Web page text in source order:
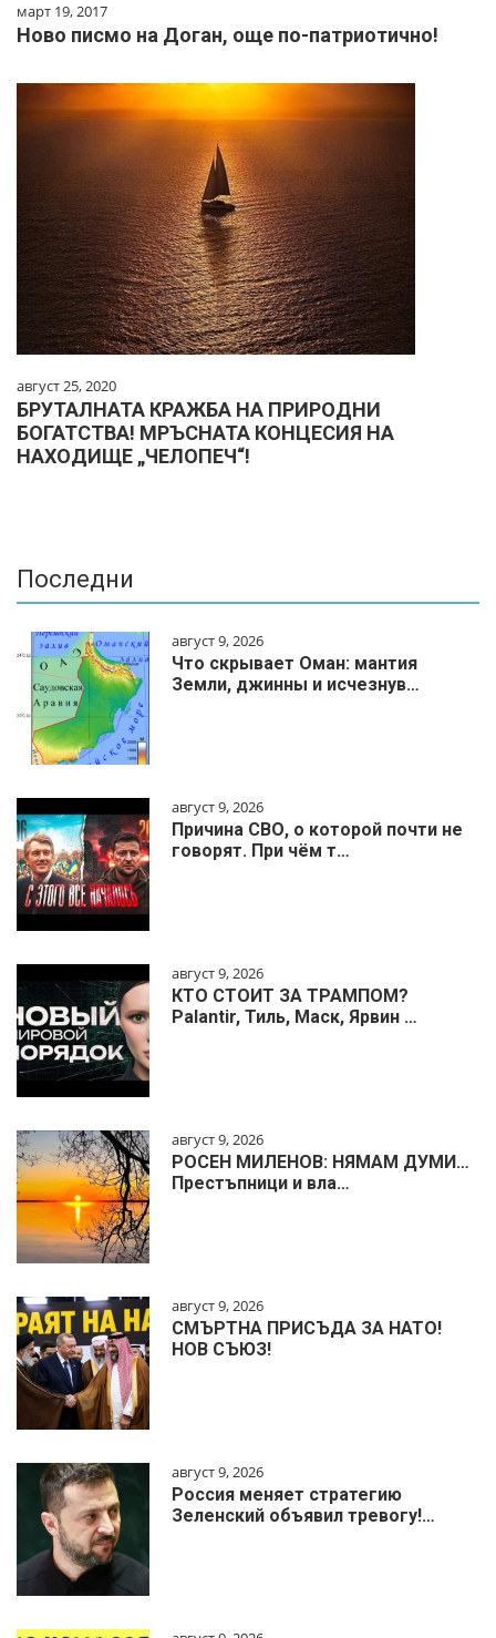
март 19, 2017
Ново писмо на Доган, още по-патриотично!
август 25, 2020
БРУТАЛНАТА КРАЖБА НА ПРИРОДНИ
БОГАТСТВА! МРЪСНАТА КОНЦЕСИЯ НА
НАХОДИЩЕ „ЧЕЛОПЕЧ“!
Последни
август 9, 2026
Что скрывает Оман: мантия
Земли, джинны и исчезнув…
август 9, 2026
Причина СВО, о которой почти не
говорят. При чём т…
август 9, 2026
КТО СТОИТ ЗА ТРАМПОМ?
Palantir, Тиль, Маск, Ярвин …
август 9, 2026
РОСЕН МИЛЕНОВ: НЯМАМ ДУМИ…
Престъпници и вла…
август 9, 2026
СМЪРТНА ПРИСЪДА ЗА НАТО!
НОВ СЪЮЗ!
август 9, 2026
Россия меняет стратегию
Зеленский объявил тревогу!…